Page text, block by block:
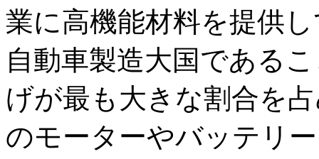
業に高機能材料を提供
自動車製造大国である
げが最も大きな割合を
のモーターやバッテリ